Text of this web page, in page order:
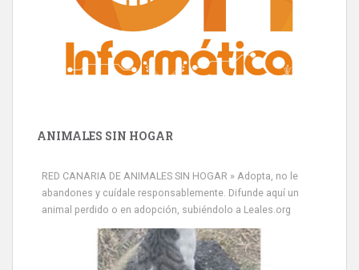
ANIMALES SIN HOGAR
RED CANARIA DE ANIMALES SIN HOGAR » Adopta, no le
abandones y cuídale responsablemente. Difunde aquí un
animal perdido o en adopción, subiéndolo a Leales.org
» Míralo en todos los navegadores y en Google Play con Leales.org
o en todas las redes sociales c...
Leales.org » Gran Canaria | 9.7.2025